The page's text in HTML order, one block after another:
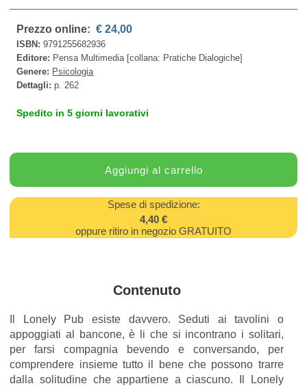
Prezzo online: € 24,00
ISBN:9791255682936
Editore: Pensa Multimedia [collana: Pratiche Dialogiche]
Genere: Psicologia
Dettagli:p. 262
Spedito in 5 giorni lavorativi
Spese di spedizione:
4,40 €
oppure ritiro in negozio GRATUITO
Contenuto
Il Lonely Pub esiste davvero. Seduti ai tavolini o
appoggiati al bancone, è li che si incontrano i solitari,
per farsi compagnia bevendo e conversando, per
comprendere insieme tutto il bene che possono trarre
dalla solitudine che appartiene a ciascuno. Il Lonely